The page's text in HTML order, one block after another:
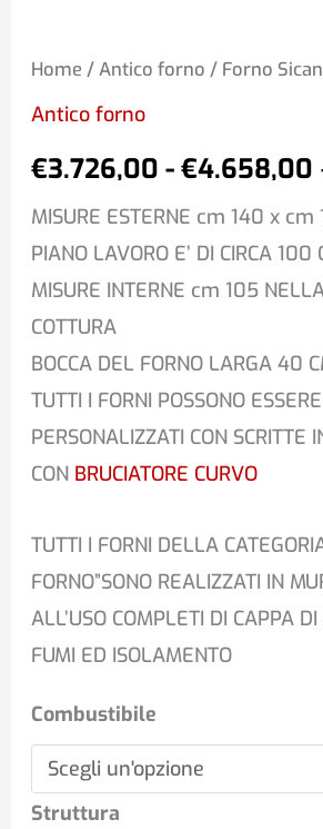
Home /Antico forno / Forno
Antico forno
€3.726,00 -€4.658,00
MISURE ESTERNE cm 140 x cm
PIANO LAVORO E’ DI CIRCA 100
MISURE INTERNE cm 105
COTTURA
BOCCA DEL FORNO LARGA 40
TUTTI I FORNI POSSONO ESSERE
PERSONALIZZATI CON SCRITTE
CON BRUCIATORE CURVO
TUTTI I FORNI DELLA
FORNO”SONO REALIZZATI IN
ALL’USO COMPLETI DI CAPPA
FUMI ED ISOLAMENTO
Combustibile
Struttura